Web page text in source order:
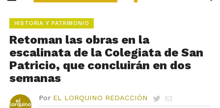
HISTORIA Y PATRIMONIO
Retoman las obras en la
escalinata de la Colegiata de San
Patricio, que concluirán en dos
semanas
Por EL LORQUINO REDACCIÓN